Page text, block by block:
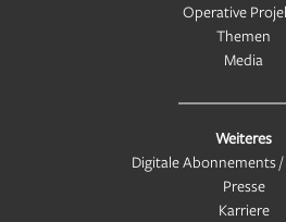
Operative
Themen
Media
Weiteres
Digitale Abonnements
Presse
Karriere